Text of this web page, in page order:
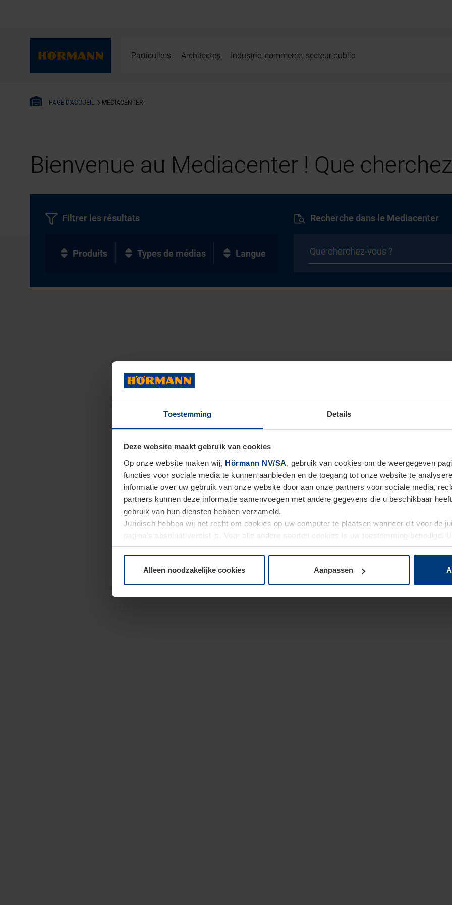
Toestemming Details
Deze website maakt gebruik van cookies
Op onze website maken wij, Hörmann NV/SA, gebruik van cookies om de weergegeven
functies voor sociale media te kunnen aanbieden en de toegang tot onze website te
informatie over uw gebruik van onze website door aan onze partners voor sociale media,
partners kunnen deze informatie samenvoegen met andere gegevens die u beschikbaar
gebruik van hun diensten hebben verzameld.
Juridisch hebben wij het recht om cookies op uw computer te plaatsen wanneer dit voor de
pagina's absoluut vereist is. Voor alle andere soorten cookies is uw toestemming benodigd.
moment bij de uitleg van de cookies op paginaPrivacyverklaringop onze website wijzigen
Alleen noodzakelijke cookies Aanpassen
Particuliers Architectes Industrie, commerce, secteur public
PAGE D'ACCUEIL MEDIACENTER
Bienvenue au Mediacenter ! Que
Recherche dans le Mediacenter
Filtrer les résultats
Produits Types de médias Langue